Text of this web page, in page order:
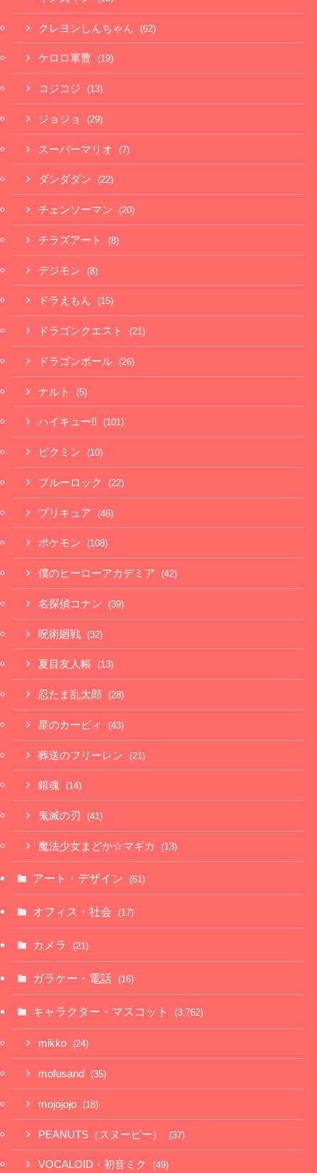
クレヨンしんちゃん (62)
ケロロ軍曹 (19)
コジコジ (13)
ジョジョ (29)
スーパーマリオ (7)
ダンダダン (22)
チェンソーマン (20)
チラズアート (8)
デジモン (8)
ドラえもん (15)
ドラゴンクエスト (21)
ドラゴンボール (26)
ナルト (5)
ハイキュー!! (101)
ピクミン (10)
ブルーロック (22)
プリキュア (46)
ポケモン (108)
僕のヒーローアカデミア (42)
名探偵コナン (39)
呪術廻戦 (32)
夏目友人帳 (13)
忍たま乱太郎 (28)
星のカービィ (43)
葬送のフリーレン (21)
銀魂 (14)
鬼滅の刃 (41)
魔法少女まどか☆マギカ (13)
アート・デザイン (61)
オフィス・社会 (17)
カメラ (21)
ガラケー・電話 (16)
キャラクター・マスコット (3,762)
mikko (24)
mofusand (35)
mojojojo (18)
PEANUTS（スヌーピー） (37)
VOCALOID・初音ミク (49)